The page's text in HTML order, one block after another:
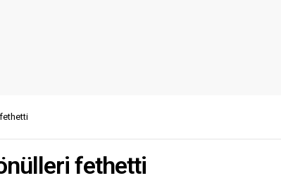
fethetti